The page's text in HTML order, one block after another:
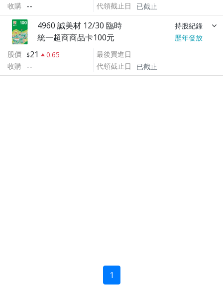
收購 --
代領截止日
已截止
4960 誠美材 12/30 臨時 持股紀錄
統一超商商品卡100元
歷年發放
股價
21
0.65
收購 --
最後買進日
代領截止日
已截止
1